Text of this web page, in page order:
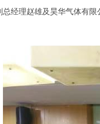
经理赵雄及昊华气体有